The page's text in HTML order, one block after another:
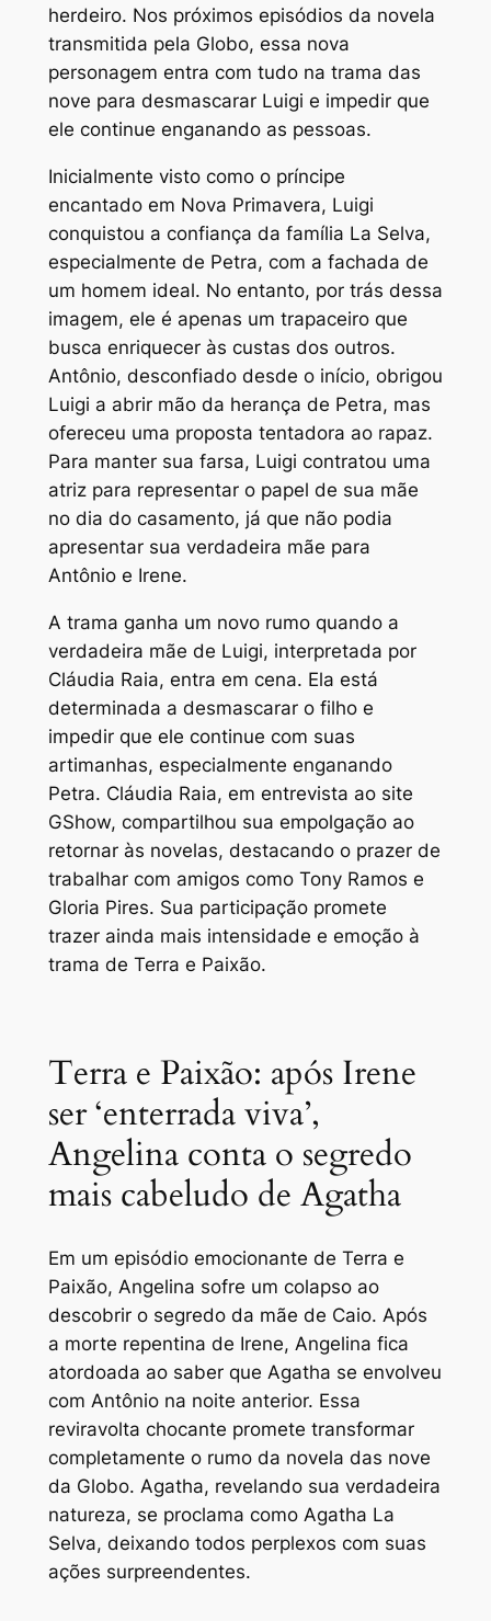
herdeiro. Nos próximos episódios da novela
transmitida pela Globo, essa nova
personagem entra com tudo na trama das
nove para desmascarar Luigi e impedir que
ele continue enganando as pessoas.
Inicialmente visto como o príncipe
encantado em Nova Primavera, Luigi
conquistou a confiança da família La Selva,
especialmente de Petra, com a fachada de
um homem ideal. No entanto, por trás dessa
imagem, ele é apenas um trapaceiro que
busca enriquecer às custas dos outros.
Antônio, desconfiado desde o início, obrigou
Luigi a abrir mão da herança de Petra, mas
ofereceu uma proposta tentadora ao rapaz.
Para manter sua farsa, Luigi contratou uma
atriz para representar o papel de sua mãe
no dia do casamento, já que não podia
apresentar sua verdadeira mãe para
Antônio e Irene.
A trama ganha um novo rumo quando a
verdadeira mãe de Luigi, interpretada por
Cláudia Raia, entra em cena. Ela está
determinada a desmascarar o filho e
impedir que ele continue com suas
artimanhas, especialmente enganando
Petra. Cláudia Raia, em entrevista ao site
GShow, compartilhou sua empolgação ao
retornar às novelas, destacando o prazer de
trabalhar com amigos como Tony Ramos e
Gloria Pires. Sua participação promete
trazer ainda mais intensidade e emoção à
trama de Terra e Paixão.
Terra e Paixão: após Irene
ser ‘enterrada viva’,
Angelina conta o segredo
mais cabeludo de Agatha
Em um episódio emocionante de Terra e
Paixão, Angelina sofre um colapso ao
descobrir o segredo da mãe de Caio. Após
a morte repentina de Irene, Angelina fica
atordoada ao saber que Agatha se envolveu
com Antônio na noite anterior. Essa
reviravolta chocante promete transformar
completamente o rumo da novela das nove
da Globo. Agatha, revelando sua verdadeira
natureza, se proclama como Agatha La
Selva, deixando todos perplexos com suas
ações surpreendentes.